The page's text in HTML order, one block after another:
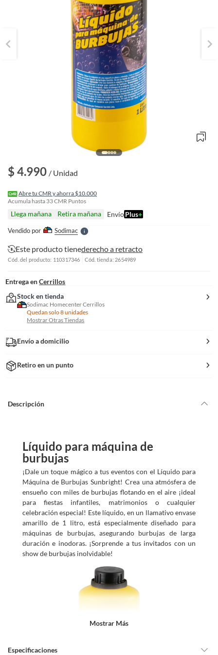
$ 4.990 / Unidad
Abre tu CMR y ahorra $10.000
Acumula hasta 33CMR Puntos
Llega mañana Retira mañana EnvíoPlus+
Vendido por SodimacS
l
e
r
Este producto tienederecho a retracto
Cód. del producto: 110317346 Cód. tienda: 2654989
Entrega en Cerrillos
Stock en tienda
Sodimac Homecenter Cerrillos
Quedan solo 8 unidades
Mostrar Otras Tiendas
Envío a domicilio
Retiro en un punto
Descripción
Líquido para máquina de
burbujas
¡Dale un toque mágico a tus eventos con el Líquido para
Máquina de Burbujas Sunbright! Crea una atmósfera de
ensueño con miles de burbujas flotando en el aire ¡ideal
para fiestas infantiles, matrimonios o cualquier
celebración especial! Este líquido, en un llamativo envase
amarillo de 1 litro, está especialmente diseñado para
máquinas de burbujas, asegurando burbujas de larga
duración e inodoras. ¡Sorprende a tus invitados con un
show de burbujas inolvidable!
Mostrar Más
Especificaciones